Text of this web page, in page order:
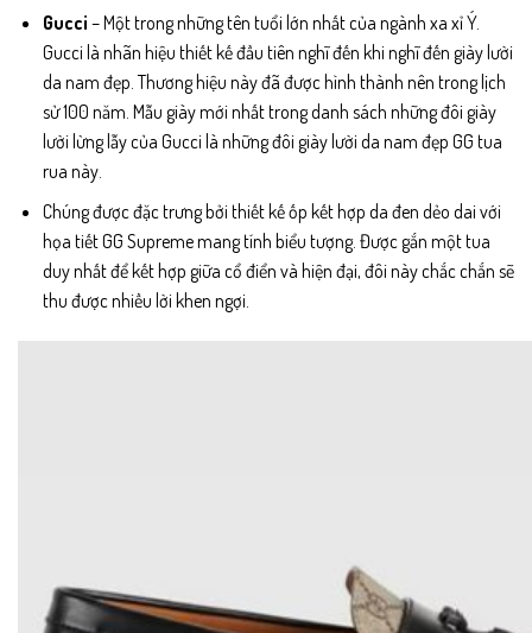
Gucci – Một trong những tên tuổi lớn nhất của ngành xa xỉ Ý.
Gucci là nhãn hiệu thiết kế đầu tiên nghĩ đến khi nghĩ đến giày lười
da nam đẹp. Thương hiệu này đã được hình thành nên trong lịch
sử 100 năm. Mẫu giày mới nhất trong danh sách những đôi giày
lười lừng lẫy của Gucci là những đôi giày lười da nam đẹp GG tua
rua này.
Chúng được đặc trưng bởi thiết kế ốp kết hợp da đen dẻo dai với
họa tiết GG Supreme mang tính biểu tượng. Được gắn một tua
duy nhất để kết hợp giữa cổ điển và hiện đại, đôi này chắc chắn sẽ
thu được nhiều lời khen ngợi.